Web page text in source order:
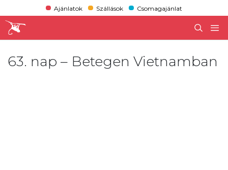
Ajánlatok Szállások Csomagajánlat
63. nap – Betegen Vietnamban